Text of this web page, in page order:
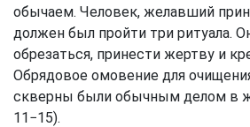
обычаем. Человек, желавший
должен был пройти три ритуала.
обрезаться, принести жертву и
Обрядовое омовение для
скверны были обычным делом в
11−15).